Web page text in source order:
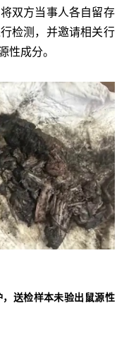
双方当事人各自留存
检测，并邀请相关行
性成分。
送检样本未验出鼠源性